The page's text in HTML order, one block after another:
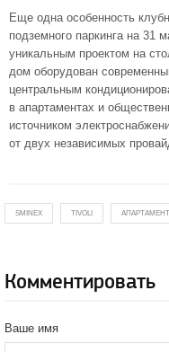
Еще одна особенность
подземного паркинга на 31
уникальным проектом на
дом оборудован
центральным
в апартаментах и
источником
от двух независимых
SMINEX TIVOLI
Комментировать
Ваше имя